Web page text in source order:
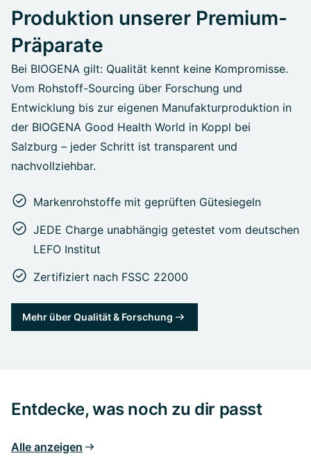
Produktion unserer Premium-
Präparate
Bei BIOGENA gilt: Qualität kennt keine Kompromisse.
Vom Rohstoff-Sourcing über Forschung und
Entwicklung bis zur eigenen Manufakturproduktion in
der BIOGENA Good Health World in Koppl bei
Salzburg – jeder Schritt ist transparent und
nachvollziehbar.
Markenrohstoffe mit geprüften Gütesiegeln
JEDE Charge unabhängig getestet vom deutschen
LEFO Institut
Zertifiziert nach FSSC 22000
Mehr über Qualität & Forschung
Entdecke, was noch zu dir passt
Alle anzeigen